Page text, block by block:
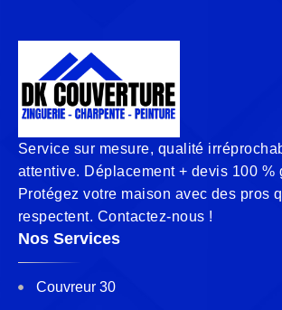
Service sur mesure, qualité
attentive. Déplacement + devis 100 %
Protégez votre maison avec des pros
respectent. Contactez-nous !
Nos Services
Couvreur 30